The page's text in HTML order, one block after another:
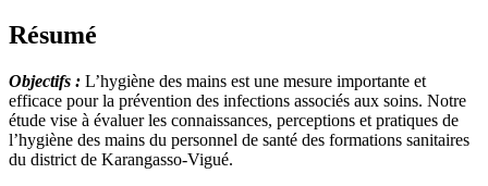
Résumé
Objectifs : L’hygiène des mains est une mesure importante et
efficace pour la prévention des infections associés aux soins. Notre
étude vise à évaluer les connaissances, perceptions et pratiques de
l’hygiène des mains du personnel de santé des formations sanitaires
du district de Karangasso-Vigué.